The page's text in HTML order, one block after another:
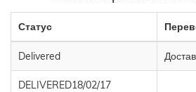
Статус
Delivered
DELIVERED18/02/17